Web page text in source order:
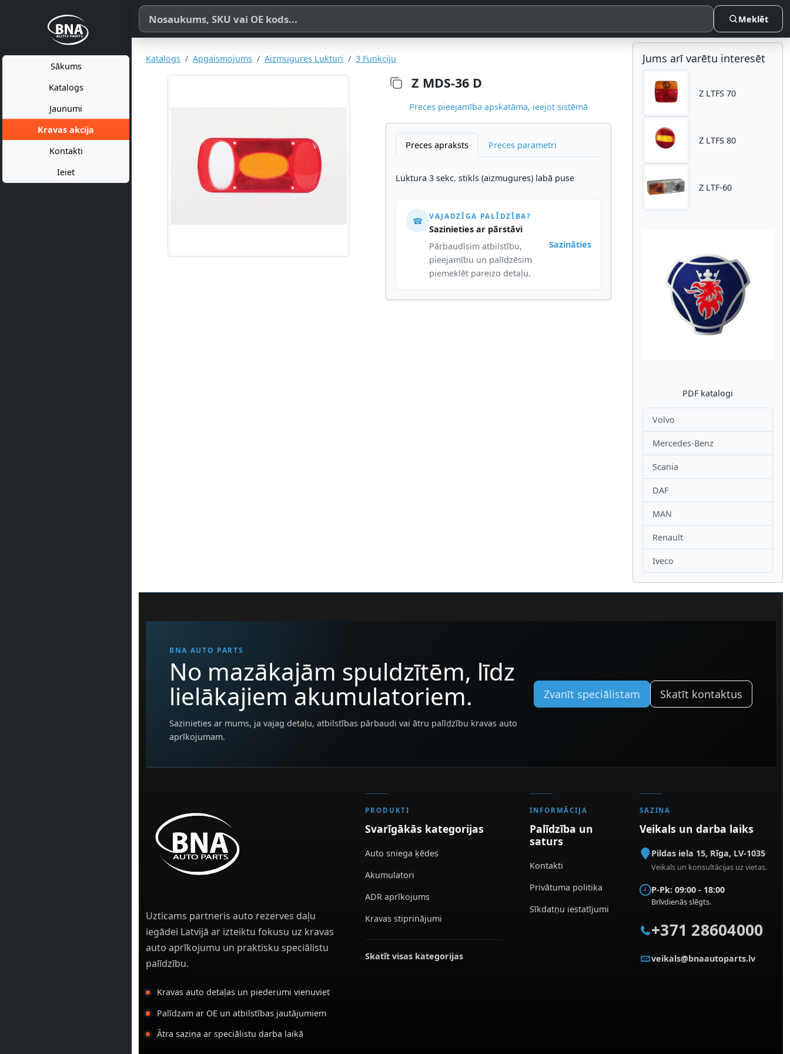
Sākums
Katalogs
Jaunumi
Kravas akcija
Kontakti
Ieiet
Meklēt pēc produkta nosaukuma, SKU vai OE koda
Meklēt
Katalogs Apgaismojums Aizmugures Lukturi 3 Funkciju
Z MDS-36 D
Preces pieejamība apskatāma, ieejot sistēmā
Preces apraksts Preces parametri
Luktura 3 sekc. stikls (aizmugures) labā puse
☎ VAJADZĪGA PALĪDZĪBA?
Sazinieties ar pārstāvi
Pārbaudīsim atbilstību,
pieejamību un palīdzēsim
piemeklēt pareizo detaļu.
Sazināties
Jums arī varētu interesēt
Z LTFS 70
Z LTFS 80
Z LTF-60
Atpakaļ
PDF katalogi
Volvo
Mercedes-Benz
Scania
DAF
MAN
Renault
Iveco
BNA AUTO PARTS
No mazākajām spuldzītēm, līdz
lielākajiem akumulatoriem.
Sazinieties ar mums, ja vajag detaļu, atbilstības pārbaudi vai ātru palīdzību kravas auto
aprīkojumam.
Zvanīt speciālistam Skatīt kontaktus
Uzticams partneris auto rezerves daļu
iegādei Latvijā ar izteiktu fokusu uz kravas
auto aprīkojumu un praktisku speciālistu
palīdzību.
Kravas auto detaļas un piederumi vienuviet
Palīdzam ar OE un atbilstības jautājumiem
Ātra saziņa ar speciālistu darba laikā
PRODUKTI
Svarīgākās kategorijas
Auto sniega ķēdes
Akumulatori
ADR aprīkojums
Kravas stiprinājumi
Skatīt visas kategorijas
INFORMĀCIJA
Palīdzība un
saturs
Kontakti
Privātuma politika
Sīkdatņu iestatījumi
SAZIŅA
Veikals un darba laiks
Pildas iela 15, Rīga, LV-1035
Veikals un konsultācijas uz vietas.
P-Pk: 09:00 - 18:00
Brīvdienās slēgts.
+371 28604000
veikals@bnaautoparts.lv